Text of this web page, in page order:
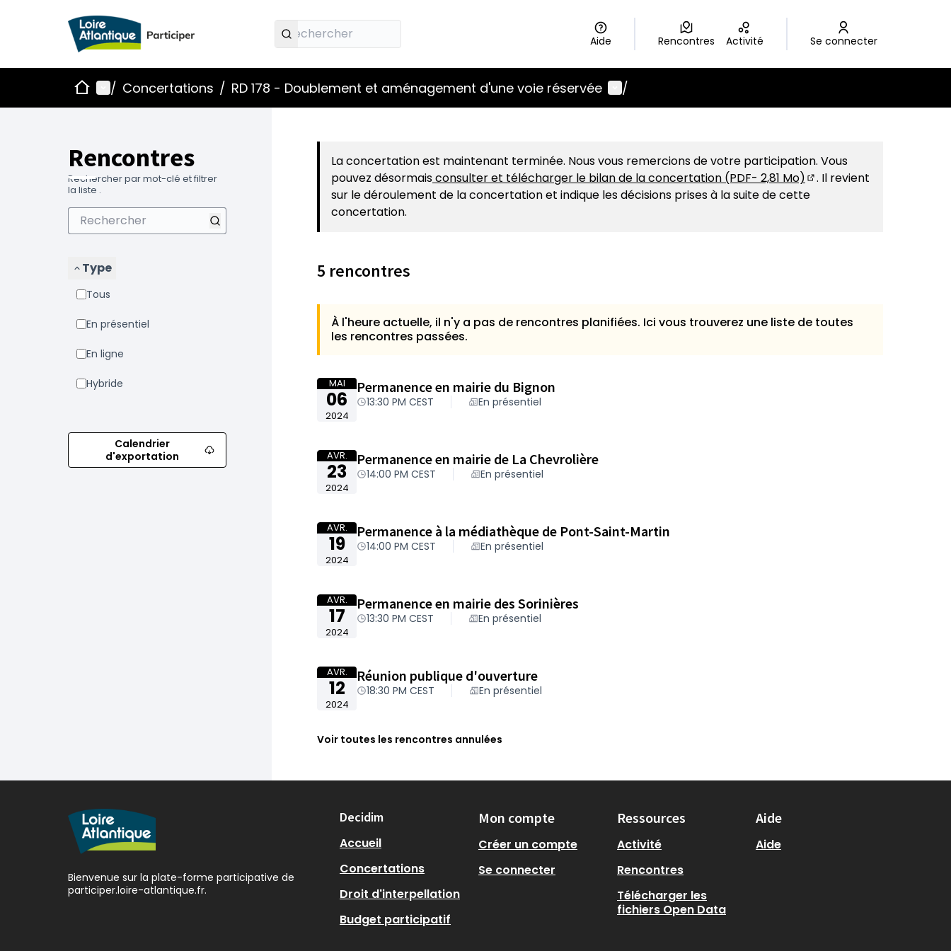
Aide Rencontres Activité Se connecter
AccueilMenu principal
/ Concertations / RD 178 - Doublement et aménagement d'une voie réservée Menu utilisateur
/
Rencontres
Rechercher par mot-clé et filtrer
la liste .
Type
Tous
En présentiel
En ligne
Hybride
Calendrier
d'exportation
La concertation est maintenant terminée. Nous vous remercions de votre participation. Vous
pouvez désormaisconsulter et télécharger le bilan de la concertation (PDF- 2,81 Mo)
(S'ouvre dans un nouvel
. Il revient
sur le déroulement de la concertation et indique les décisions prises à la suite de cette
concertation.
5 rencontres
À l'heure actuelle, il n'y a pas de rencontres planifiées. Ici vous trouverez une liste de toutes
les rencontres passées.
MAI
06
2024
Permanence en mairie du Bignon
13:30 PM CEST En présentiel
AVR.
23
2024
Permanence en mairie de La Chevrolière
14:00 PM CEST En présentiel
AVR.
19
2024
Permanence à la médiathèque de Pont-Saint-Martin
14:00 PM CEST En présentiel
AVR.
17
2024
Permanence en mairie des Sorinières
13:30 PM CEST En présentiel
AVR.
12
2024
Réunion publique d'ouverture
18:30 PM CEST En présentiel
Voir toutes les rencontres annulées
Bienvenue sur la plate-forme participative de
participer.loire-atlantique.fr.
Decidim
Accueil
Concertations
Droit d'interpellation
Budget participatif
Mon compte
Créer un compte
Se connecter
Ressources
Activité
Rencontres
Télécharger les
fichiers Open Data
Aide
Aide